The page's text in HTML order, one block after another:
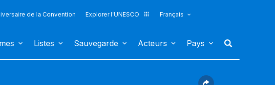
de la Convention Explorer l'UNESCO
Français
Listes Sauvegarde Acteurs Pays